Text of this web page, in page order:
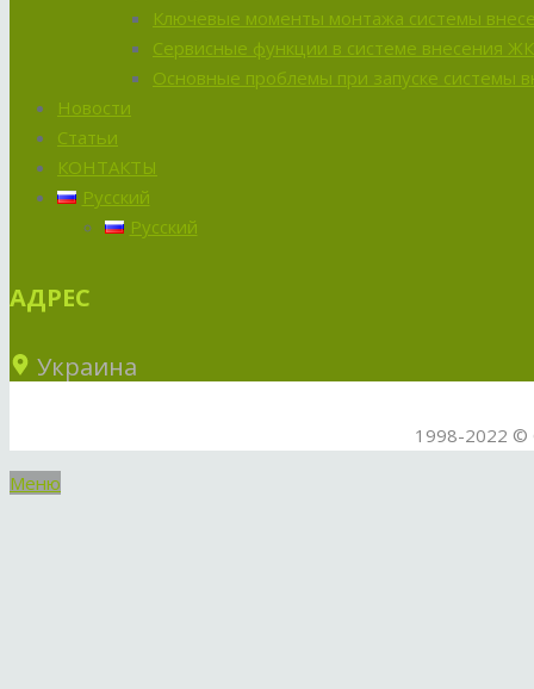
Ключевые моменты монтажа системы
Сервисные функции в системе внесения
Основные проблемы при запуске системы
Новости
Статьи
КОНТАКТЫ
Русский
Русский
АДРЕС
Украина
1998-2022 ©
Меню